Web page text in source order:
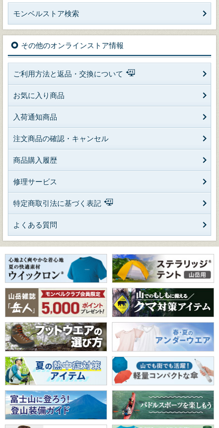
モンベルストア検索
その他のオンラインストア情報
ご利用方法と返品・交換について
お気に入り商品
入荷通知商品
注文商品の確認・キャンセル
商品購入履歴
修理サービス
特定商取引法に基づく表記
よくある質問